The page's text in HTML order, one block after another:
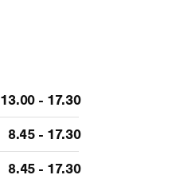
13.00 - 17.30
8.45 - 17.30
8.45 - 17.30